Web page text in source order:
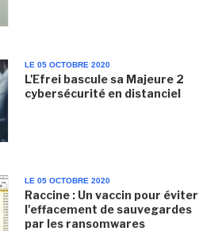
LE 05 OCTOBRE 2020
L'Efrei bascule sa Majeure 2
cybersécurité en distanciel
LE 05 OCTOBRE 2020
Raccine : Un vaccin pour éviter
l'effacement de sauvegardes
par les ransomwares